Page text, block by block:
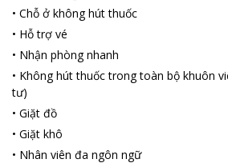
• Chỗ ở không hút thuốc
• Hỗ trợ vé
• Nhận phòng nhanh
• Không hút thuốc trong toàn bộ khuôn
tư)
• Giặt đồ
• Giặt khô
• Nhân viên đa ngôn ngữ